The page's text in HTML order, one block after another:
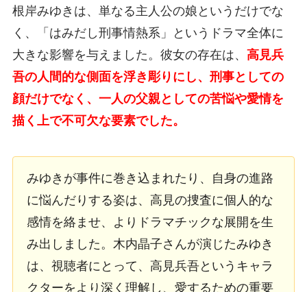
根岸みゆきは、単なる主人公の娘というだけでな
く、「はみだし刑事情熱系」というドラマ全体に
大きな影響を与えました。彼女の存在は、 高見兵
吾の人間的な側面を浮き彫りにし、刑事としての
顔だけでなく、一人の父親としての苦悩や愛情を
描く上で不可欠な要素でした。
みゆきが事件に巻き込まれたり、自身の進路
に悩んだりする姿は、高見の捜査に個人的な
感情を絡ませ、よりドラマチックな展開を生
み出しました。木内晶子さんが演じたみゆき
は、視聴者にとって、高見兵吾というキャラ
クターをより深く理解し、愛するための重要